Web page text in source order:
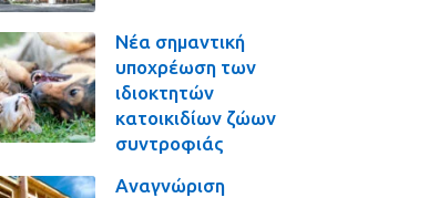
Νέα σημαντική
υποχρέωση των
ιδιοκτητών
κατοικιδίων ζώων
συντροφιάς
Αναγνώριση